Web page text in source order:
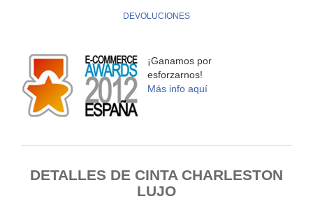
DEVOLUCIONES
¡Ganamos por
esforzarnos!
Más info aquí
DETALLES DE CINTA CHARLESTON
LUJO